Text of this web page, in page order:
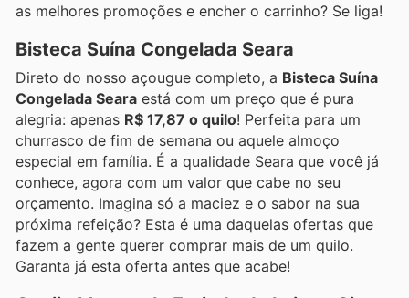
as melhores promoções e encher o carrinho? Se liga!
Bisteca Suína Congelada Seara
Direto do nosso açougue completo, a Bisteca Suína
Congelada Seara está com um preço que é pura
alegria: apenas R$ 17,87 o quilo! Perfeita para um
churrasco de fim de semana ou aquele almoço
especial em família. É a qualidade Seara que você já
conhece, agora com um valor que cabe no seu
orçamento. Imagina só a maciez e o sabor na sua
próxima refeição? Esta é uma daquelas ofertas que
fazem a gente querer comprar mais de um quilo.
Garanta já esta oferta antes que acabe!